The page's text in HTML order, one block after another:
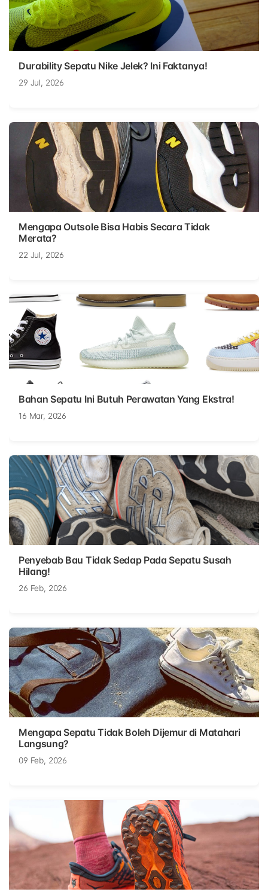
Durability Sepatu Nike Jelek? Ini Faktanya!
29 Jul, 2026
Mengapa Outsole Bisa Habis Secara Tidak
Merata?
22 Jul, 2026
Bahan Sepatu Ini Butuh Perawatan Yang Ekstra!
16 Mar, 2026
Penyebab Bau Tidak Sedap Pada Sepatu Susah
Hilang!
26 Feb, 2026
Mengapa Sepatu Tidak Boleh Dijemur di Matahari
Langsung?
09 Feb, 2026